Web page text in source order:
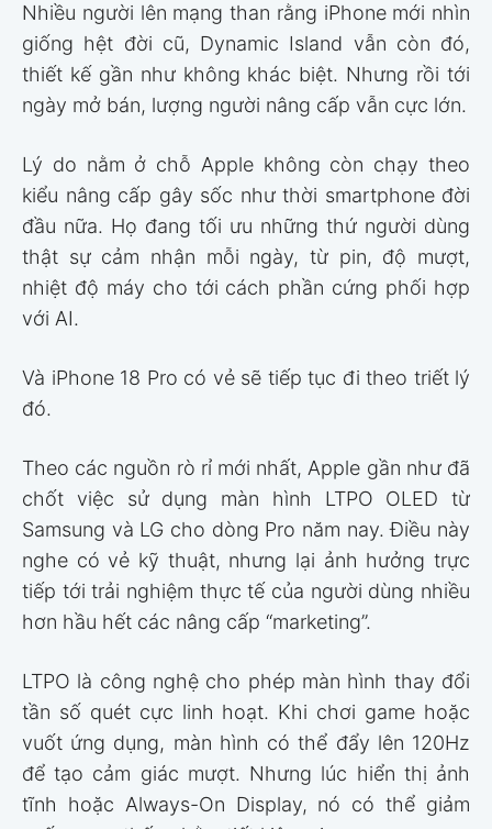
Nhiều người lên mạng than rằng iPhone mới nhìn
giống hệt đời cũ, Dynamic Island vẫn còn đó,
thiết kế gần như không khác biệt. Nhưng rồi tới
ngày mở bán, lượng người nâng cấp vẫn cực lớn.
Lý do nằm ở chỗ Apple không còn chạy theo
kiểu nâng cấp gây sốc như thời smartphone đời
đầu nữa. Họ đang tối ưu những thứ người dùng
thật sự cảm nhận mỗi ngày, từ pin, độ mượt,
nhiệt độ máy cho tới cách phần cứng phối hợp
với AI.
Và iPhone 18 Pro có vẻ sẽ tiếp tục đi theo triết lý
đó.
Theo các nguồn rò rỉ mới nhất, Apple gần như đã
chốt việc sử dụng màn hình LTPO OLED từ
Samsung và LG cho dòng Pro năm nay. Điều này
nghe có vẻ kỹ thuật, nhưng lại ảnh hưởng trực
tiếp tới trải nghiệm thực tế của người dùng nhiều
hơn hầu hết các nâng cấp “marketing”.
LTPO là công nghệ cho phép màn hình thay đổi
tần số quét cực linh hoạt. Khi chơi game hoặc
vuốt ứng dụng, màn hình có thể đẩy lên 120Hz
để tạo cảm giác mượt. Nhưng lúc hiển thị ảnh
tĩnh hoặc Always-On Display, nó có thể giảm